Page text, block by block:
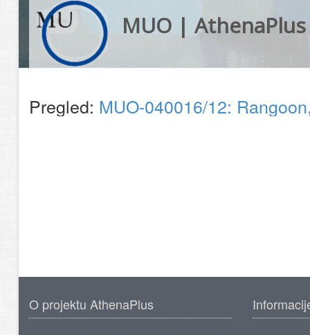
MUO | AthenaPlus
Pregled: MUO-040016/12:
O projektu AthenaPlus